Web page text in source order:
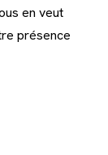
en veut
présence